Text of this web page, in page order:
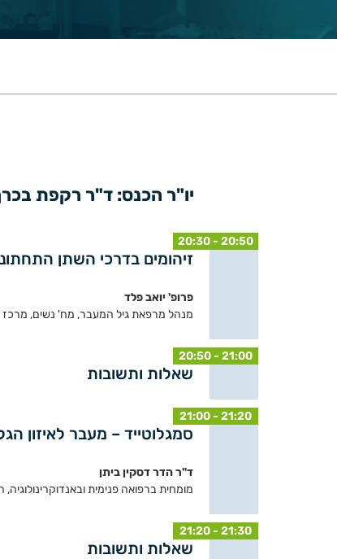
יו"ר הכנס: ד"ר רקפת
20:30 - 20:50
זיהומים בדרכי השתן
פרופ' יואב פלד
מנהל מרפאת גיל המעבר, מח' נשים, מרכז
20:50 - 21:00
שאלות ותשובות
21:00 - 21:20
סמגלוטייד – מעבר לאיזון
ד"ר הדר דסקין ביתן
מומחית ברפואה פנימית ובאנדוקרינולוגיה,
21:20 - 21:30
שאלות ותשובות